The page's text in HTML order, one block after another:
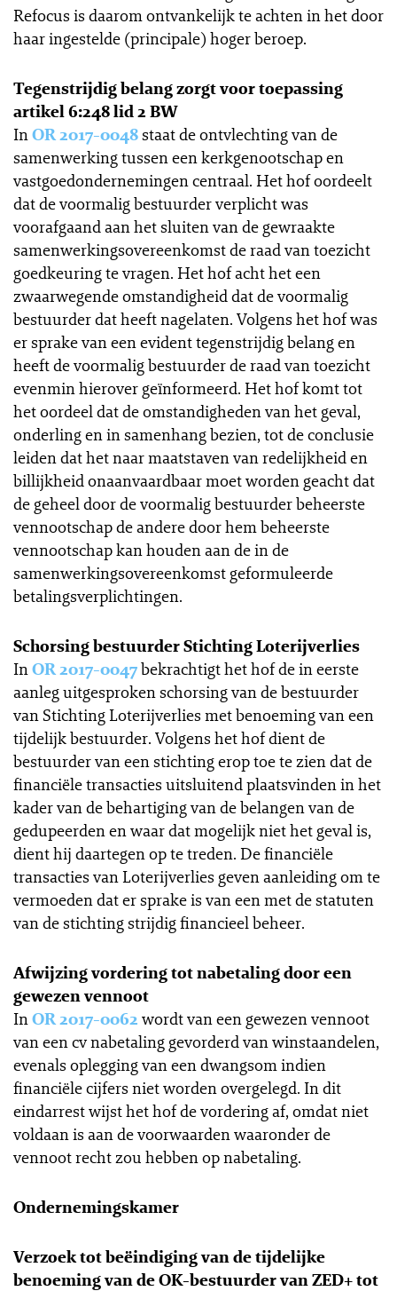
Refocus is daarom ontvankelijk te achten in het door
haar ingestelde (principale) hoger beroep.
Tegenstrijdig belang zorgt voor toepassing
artikel 6:248 lid 2 BW
InOR 2017-0048staat de ontvlechting van de
samenwerking tussen een kerkgenootschap en
vastgoedondernemingen centraal. Het hof oordeelt
dat de voormalig bestuurder verplicht was
voorafgaand aan het sluiten van de gewraakte
samenwerkingsovereenkomst de raad van toezicht
goedkeuring te vragen. Het hof acht het een
zwaarwegende omstandigheid dat de voormalig
bestuurder dat heeft nagelaten. Volgens het hof was
er sprake van een evident tegenstrijdig belang en
heeft de voormalig bestuurder de raad van toezicht
evenmin hierover geïnformeerd. Het hof komt tot
het oordeel dat de omstandigheden van het geval,
onderling en in samenhang bezien, tot de conclusie
leiden dat het naar maatstaven van redelijkheid en
billijkheid onaanvaardbaar moet worden geacht dat
de geheel door de voormalig bestuurder beheerste
vennootschap de andere door hem beheerste
vennootschap kan houden aan de in de
samenwerkingsovereenkomst geformuleerde
betalingsverplichtingen.
Schorsing bestuurder Stichting Loterijverlies
InOR 2017-0047bekrachtigt het hof de in eerste
aanleg uitgesproken schorsing van de bestuurder
van Stichting Loterijverlies met benoeming van een
tijdelijk bestuurder. Volgens het hof dient de
bestuurder van een stichting erop toe te zien dat de
financiële transacties uitsluitend plaatsvinden in het
kader van de behartiging van de belangen van de
gedupeerden en waar dat mogelijk niet het geval is,
dient hij daartegen op te treden. De financiële
transacties van Loterijverlies geven aanleiding om te
vermoeden dat er sprake is van een met de statuten
van de stichting strijdig financieel beheer.
Afwijzing vordering tot nabetaling door een
gewezen vennoot
InOR 2017-0062 wordt van een gewezen vennoot
van een cv nabetaling gevorderd van winstaandelen,
evenals oplegging van een dwangsom indien
financiële cijfers niet worden overgelegd. In dit
eindarrest wijst het hof de vordering af, omdat niet
voldaan is aan de voorwaarden waaronder de
vennoot recht zou hebben op nabetaling.
Ondernemingskamer
Verzoek tot beëindiging van de tijdelijke
benoeming van de OK-bestuurder van ZED+ tot